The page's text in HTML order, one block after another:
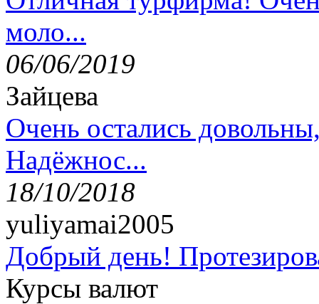
моло...
06/06/2019
Зайцева
Очень остались
Надёжнос...
18/10/2018
yuliyamai2005
Добрый день!
Курсы валют